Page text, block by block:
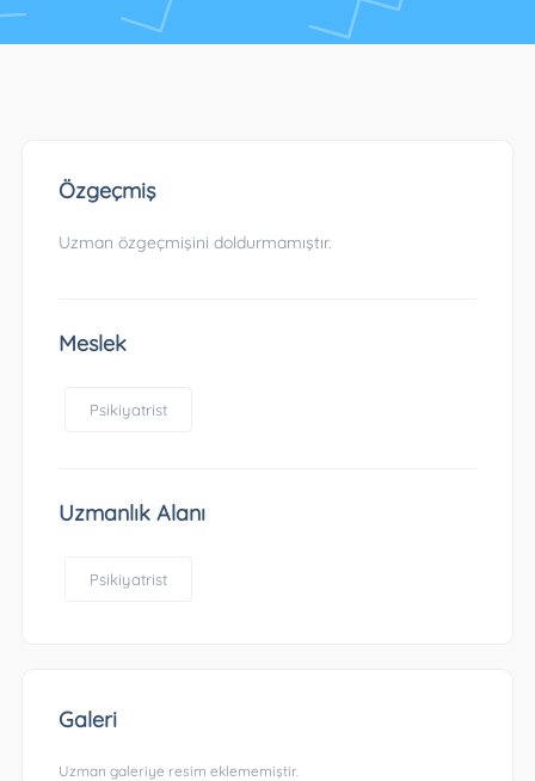
Özgeçmiş
Uzman özgeçmişini doldurmamıştır.
Meslek
Psikiyatrist
Uzmanlık Alanı
Psikiyatrist
Galeri
Uzman galeriye resim eklememiştir.